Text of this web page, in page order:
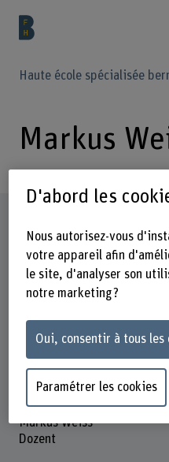
Haute école spécialisée
Markus
Markus Weiss
Dozent
D'abord les
Nous autorisez-vous
votre appareil afin
le site, d'analyser son
notre marketing ?
Oui, consentir à tous les
Paramétrer les cookies